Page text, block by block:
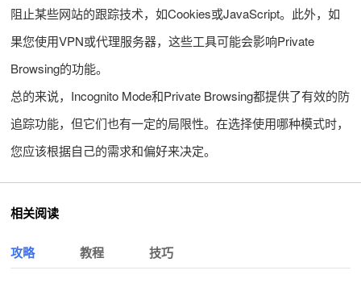
阻止某些网站的跟踪技术，如Cookies或JavaScript。此外，如
果您使用VPN或代理服务器，这些工具可能会影响Private
Browsing的功能。
总的来说，Incognito Mode和Private Browsing都提供了有效的防
追踪功能，但它们也有一定的局限性。在选择使用哪种模式时，
您应该根据自己的需求和偏好来决定。
相关阅读
攻略 教程 技巧